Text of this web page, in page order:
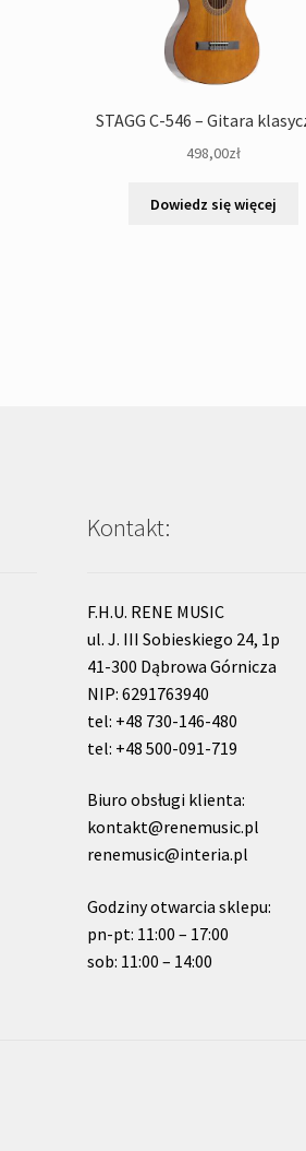
STAGG C-546 – Gitara
498,00zł
Dowiedz się więcej
Kontakt:
F.H.U. RENE MUSIC
ul. J. III Sobieskiego 24, 1p
41-300 Dąbrowa Górnicza
NIP: 6291763940
tel: +48 730-146-480
tel: +48 500-091-719
Biuro obsługi klienta:
kontakt@renemusic.pl
renemusic@interia.pl
Godziny otwarcia sklepu:
pn-pt: 11:00 – 17:00
sob: 11:00 – 14:00